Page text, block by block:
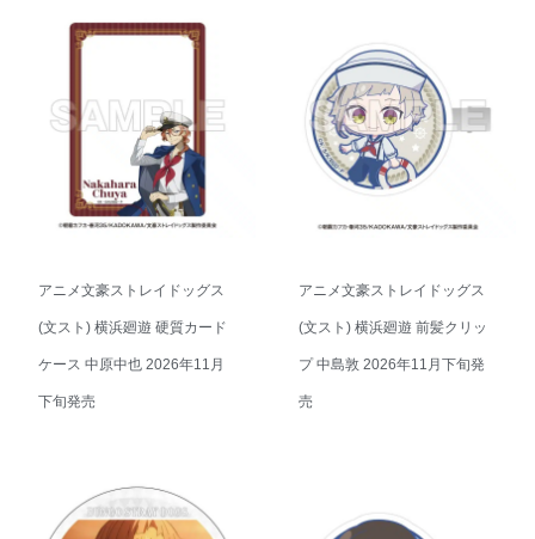
アニメ文豪ストレイドッグス
(文スト) 横浜廻遊 硬質カード
ケース 中原中也 2026年11月
下旬発売
アニメ文豪ストレイドッグス
(文スト) 横浜廻遊 前髪クリッ
プ 中島敦 2026年11月下旬発
売